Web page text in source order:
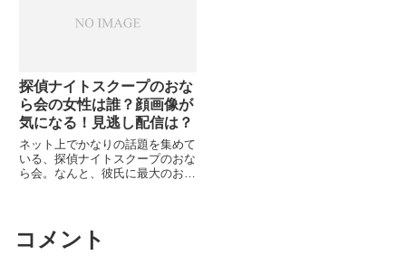
探偵ナイトスクープのおな
ら会の女性は誰？顔画像が
気になる！見逃し配信は？
ネット上でかなりの話題を集めて
いる、探偵ナイトスクープのおな
ら会。なんと、彼氏に最大のおな
なる！オナラ”を嗅がせたい女の
顔画像は？と前もって検索して...
コメント